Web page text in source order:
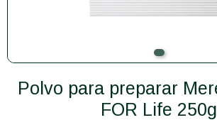
Polvo para preparar Merengue Deli
FOR Life 250g